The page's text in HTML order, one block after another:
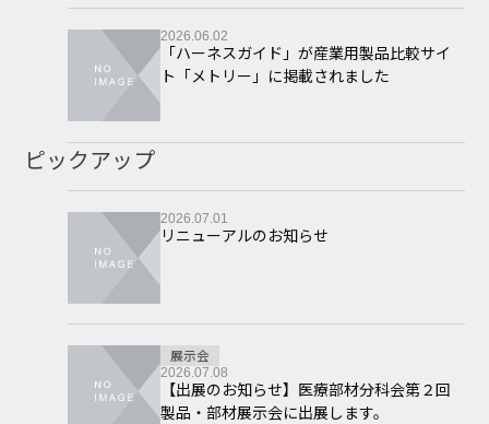
2026.06.02
「ハーネスガイド」が産業用製品比較サイ
ト「メトリー」に掲載されました
ピックアップ
2026.07.01
リニューアルのお知らせ
展示会
2026.07.08
【出展のお知らせ】医療部材分科会第２回
製品・部材展示会に出展します。